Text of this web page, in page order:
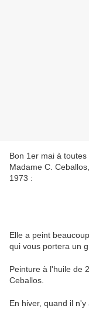
Bon 1er mai à
Madame C.
1973 :
Elle a peint
qui vous portera un
Peinture à l'huile de
Ceballos.
En hiver, quand il